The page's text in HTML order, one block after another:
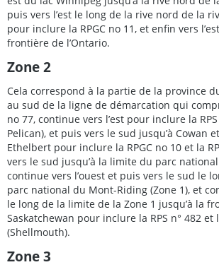
puis vers l’est le long de la rive nord de la
pour inclure la RPGC no 11, et enfin vers
frontière de l’Ontario.
Zone 2
Cela correspond à la partie de la province
au sud de la ligne de démarcation qui
no 77, continue vers l’est pour inclure la
Pelican), et puis vers le sud jusqu’à Cowan
Ethelbert pour inclure la RPGC no 10 et la
vers le sud jusqu’à la limite du parc
continue vers l’ouest et puis vers le sud le
parc national du Mont-Riding (Zone 1), et
le long de la limite de la Zone 1 jusqu’à la
Saskatchewan pour inclure la RPS n° 482 et
(Shellmouth).
Zone 3